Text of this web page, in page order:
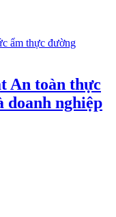
An toàn thực
doanh nghiệp